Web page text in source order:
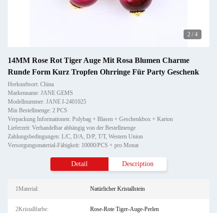
2 / 4
14MM Rose Rot Tiger Auge Mit Rosa Blumen Charme
Runde Form Kurz Tropfen Ohrringe Für Party Geschenk
Herkunftsort: China
Markenname: JANE GEMS
Modellnummer: JANE I-2401025
Min Bestellmenge: 2 PCS
Verpackung Informationen: Polybag + Blasen + Geschenkbox + Karton
Lieferzeit: Verhandelbar abhängig von der Bestellmenge
Zahlungsbedingungen: L/C, D/A, D/P, T/T, Western Union
Versorgungsmaterial-Fähigkeit: 10000/PCS + pro Monat
Detail Description
1Material: Natürlicher Kristallstein
2Kristallfarbe: Rose-Rote Tiger-Auge-Perlen